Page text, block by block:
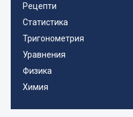
Рецепти
Статистика
Тригонометрия
Уравнения
Физика
Химия